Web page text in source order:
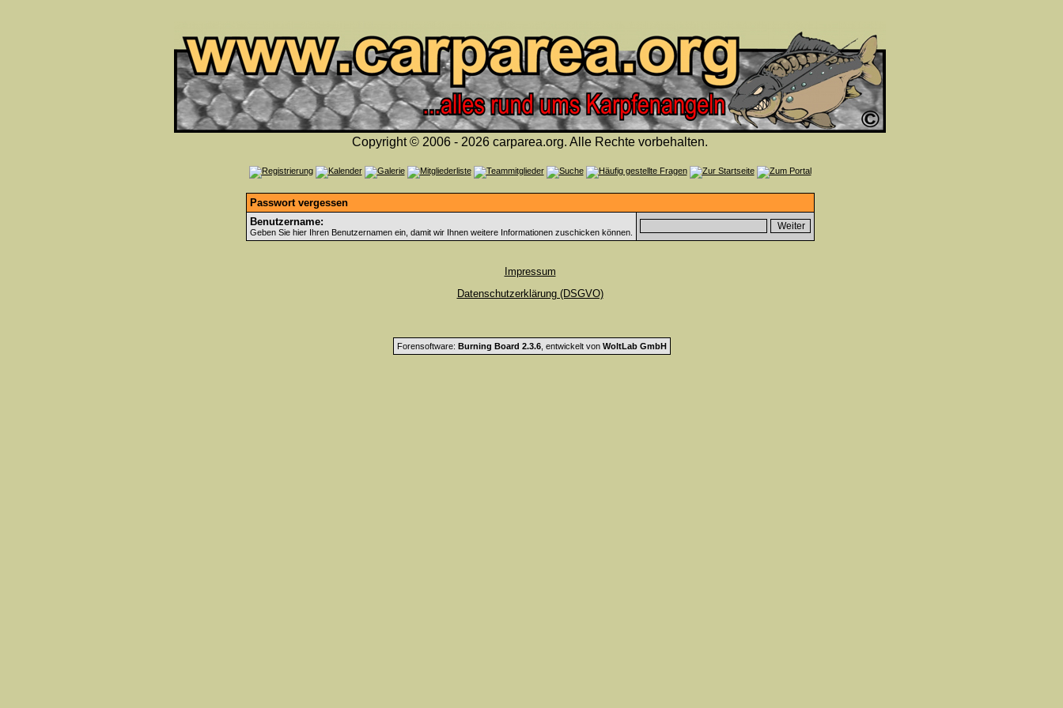
Copyright © 2006 - 2026 carparea.org. Alle Rechte vorbehalten.
Passwort vergessen
Benutzername:
Geben Sie hier Ihren Benutzernamen ein, damit wir Ihnen weitere Informationen zuschicken können.
Impressum
Datenschutzerklärung (DSGVO)
Forensoftware: Burning Board 2.3.6, entwickelt von WoltLab GmbH